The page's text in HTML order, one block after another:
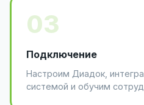
03
Подключение
Настроим Диадок,
системой и обучим